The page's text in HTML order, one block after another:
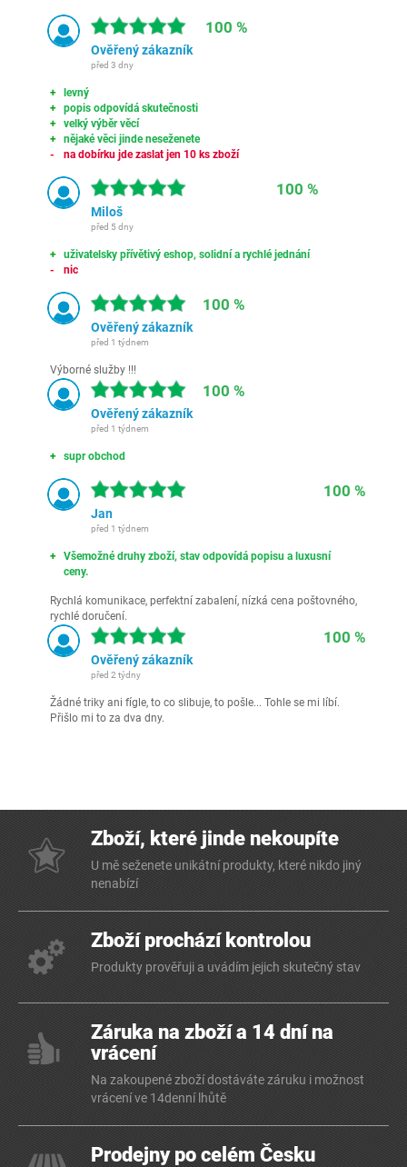
100 %
Ověřený zákazník
před 3 dny
levný
popis odpovídá skutečnosti
velký výběr věcí
nějaké věci jinde neseženete
na dobírku jde zaslat jen 10 ks zboží
100 %
Miloš
před 5 dny
uživatelsky přívětivý eshop, solidní a rychlé jednání
nic
100 %
Ověřený zákazník
před 1 týdnem
Výborné služby !!!
100 %
Ověřený zákazník
před 1 týdnem
supr obchod
100 %
Jan
před 1 týdnem
Všemožné druhy zboží, stav odpovídá popisu a luxusní
ceny.
Rychlá komunikace, perfektní zabalení, nízká cena poštovného,
rychlé doručení.
100 %
Ověřený zákazník
před 2 týdny
Žádné triky ani fígle, to co slibuje, to pošle... Tohle se mi líbí.
Přišlo mi to za dva dny.
Zboží, které jinde nekoupíte
U mě seženete unikátní produkty, které nikdo jiný
nenabízí
Zboží prochází kontrolou
Produkty prověřuji a uvádím jejich skutečný stav
Záruka na zboží a 14 dní na
vrácení
Na zakoupené zboží dostáváte záruku i možnost
vrácení ve 14denní lhůtě
Prodejny po celém Česku